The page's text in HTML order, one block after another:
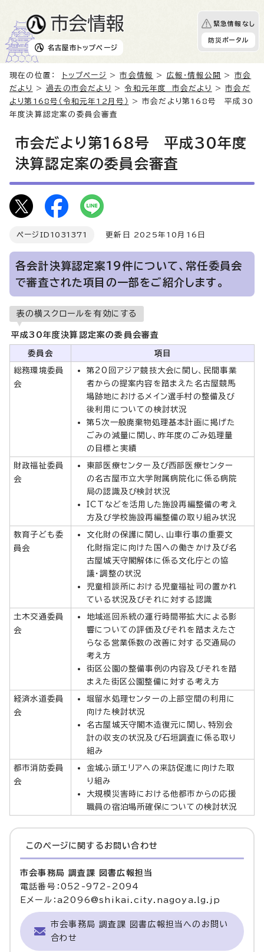
名古屋市 トップページ
緊急情報なし
防災ポータル
現在の位置： トップページ >市会情報 > 広報・情報公開 > 市会
だより
>過去の市会だより >令和元年度 市会だより >市会だ
より第168号（令和元年12月号）
> 市会だより第168号 平成30
年度決算認定案の委員会審査
市会だより第168号 平成30年度
決算認定案の委員会審査
ページID 1031371 更新日 2025年10月16日
各会計決算認定案19件について、常任委員会
で審査された項目の一部をご紹介します。
表の横スクロールを有効にする
平成30年度決算認定案の委員会審査
委員会 項目
総務環境委員
会
第20回アジア競技大会に関し、民間事業
者からの提案内容を踏まえた名古屋競馬
場跡地におけるメイン選手村の整備及び
後利用についての検討状況
第5次一般廃棄物処理基本計画に掲げた
ごみの減量に関し、昨年度のごみ処理量
の目標と実績
財政福祉委員
会
東部医療センター及び西部医療センター
の名古屋市立大学附属病院化に係る病院
局の認識及び検討状況
ICTなどを活用した施設再編整備の考え
方及び学校施設再編整備の取り組み状況
教育子ども委
員会
文化財の保護に関し、山車行事の重要文
化財指定に向けた国への働きかけ及び名
古屋城天守閣解体に係る文化庁との協
議・調整の状況
児童相談所における児童福祉司の置かれ
ている状況及びそれに対する認識
土木交通委員
会
地域巡回系統の運行時間帯拡大による影
響についての評価及びそれを踏まえたさ
らなる営業係数の改善に対する交通局の
考え方
街区公園の整備事例の内容及びそれを踏
まえた街区公園整備に対する考え方
経済水道委員
会
堀留水処理センターの上部空間の利用に
向けた検討状況
名古屋城天守閣木造復元に関し、特別会
計の収支の状況及び石垣調査に係る取り
組み
都市消防委員
会
金城ふ頭エリアへの来訪促進に向けた取
り組み
大規模災害時における他都市からの応援
職員の宿泊場所確保についての検討状況
このページに関する お問い合わせ
市会事務局 調査課 図書広報担当
電話番号：052-972-2094
Eメール：a2096@shikai.city.nagoya.lg.jp
市会事務局 調査課 図書広報担当へのお問い
合わせ